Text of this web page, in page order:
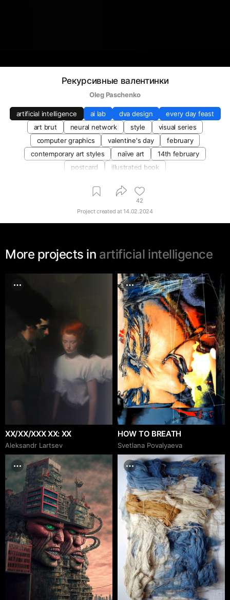
Рекурсивные валентинки
Oleg Paschenko
artificial intelligence ai lab dva design
every day feast
art brut
neural network style
visual series
computer graphics
valentine's day
february
contemporary art styles
naïve art
14th february
postcard
illustrated book
42
Project created at14.02.2024
More projects in artificial intelligence
XX/XX/XXX XX: XX
Аleksandr Lartsev
HOW TO BREATH
Svetlana Povalyaeva